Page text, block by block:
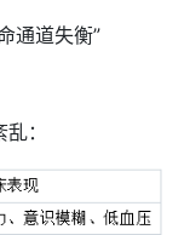
通道失衡”
：